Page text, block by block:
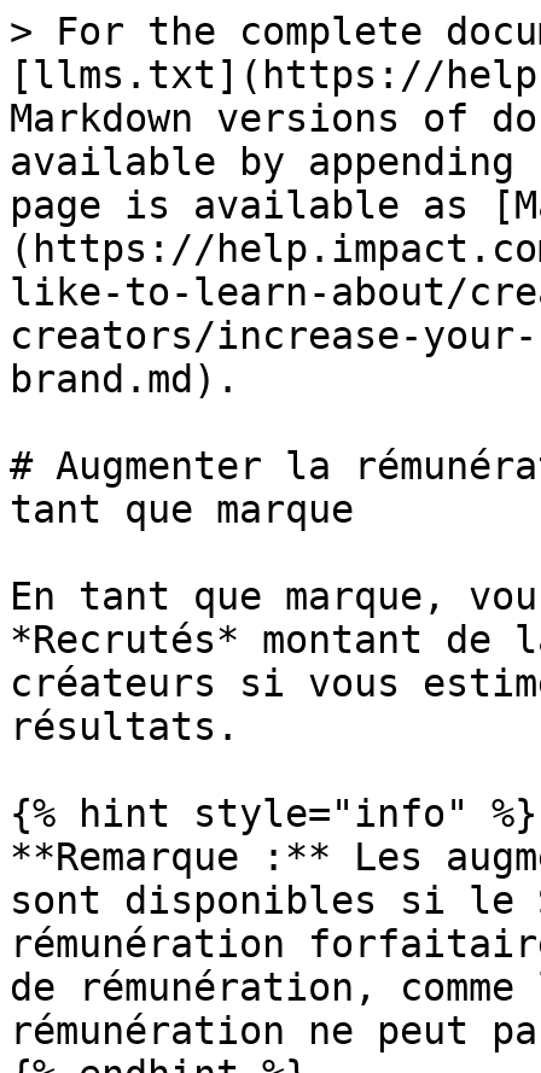
> For the complete
[llms.txt](https://
Markdown versions of
available by
page is available as
(https://
like-to-learn-about/
creators/increase-
brand.md).
# Augmenter la
tant que marque
En tant que marque,
*Recrutés* montant de
créateurs si vous
résultats.
{% hint style="info" %}
**Remarque :** Les
sont disponibles si le
rémunération
de rémunération,
rémunération ne peut